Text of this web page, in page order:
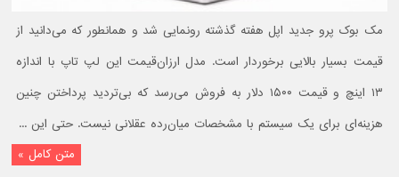
مک بوک پرو جدید اپل هفته گذشته رونمایی شد و همانطور که می‌دانید از
قیمت بسیار بالایی برخوردار است. مدل ارزان‌قیمت این لپ تاپ با اندازه
۱۳ اینچ و قیمت ۱۵۰۰ دلار به فروش می‌رسد که بی‌تردید پرداختن چنین
هزینه‌ای برای یک سیستم با مشخصات میان‌رده عقلانی نیست. حتی این ...
متن کامل »